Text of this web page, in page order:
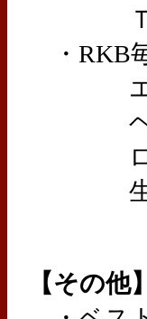
ＴＶ
・RKB
エレ
ヘレ
ロー
生
【その他】